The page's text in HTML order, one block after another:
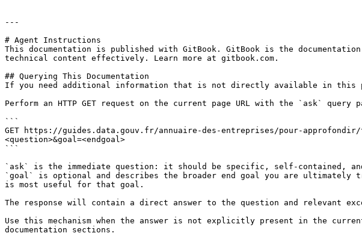
---
# Agent Instructions
This documentation is published with GitBook. GitBook is the
technical content effectively. Learn more at gitbook.com.
## Querying This Documentation
If you need additional information that is not directly available in this
Perform an HTTP GET request on the current page URL with the `ask`
```
GET https://guides.data.gouv.fr/annuaire-des-entreprises/pour-
<question>&goal=<endgoal>
```
`ask` is the immediate question: it should be specific, self-contained,
`goal` is optional and describes the broader end goal you are
is most useful for that goal.
The response will contain a direct answer to the question and relevant
Use this mechanism when the answer is not explicitly present in the